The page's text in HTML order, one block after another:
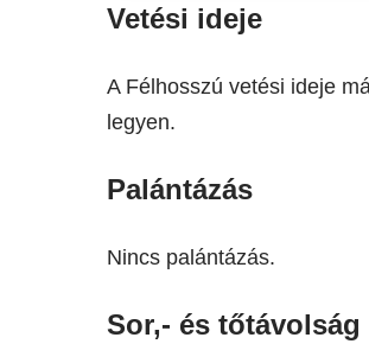
Vetési ideje
A Félhosszú vetési ideje
legyen.
Palántázás
Nincs palántázás.
Sor,- és tőtávolság